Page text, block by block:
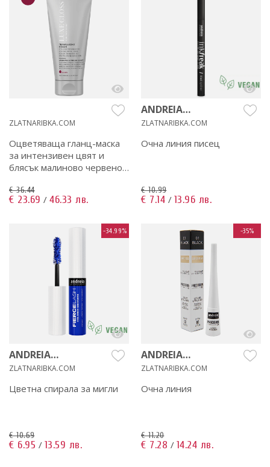
ZLATNARIBKA.COM
Оцветяваща гланц-маска
за интензивен цвят и
блясък малиново червено
€ 36.44
€ 23.69 / 46.33 лв.
ANDREIA
PROFESSIONAL
ZLATNARIBKA.COM
Очна линия писец
€ 10.99
€ 7.14 / 13.96 лв.
-34.99%
ANDREIA
PROFESSIONAL
ZLATNARIBKA.COM
Цветна спирала за мигли
€ 10.69
€ 6.95 / 13.59 лв.
-35%
ANDREIA
PROFESSIONAL
ZLATNARIBKA.COM
Очна линия
€ 11.20
€ 7.28 / 14.24 лв.